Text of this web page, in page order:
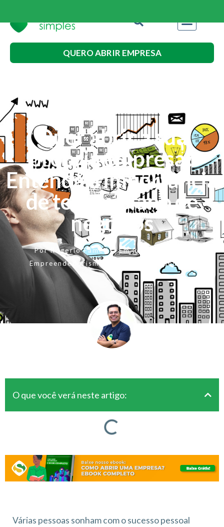
QUERO ABRIR EMPRESA
Quer abrir a sua
própria empresa?
Entenda a importância
de ter um plano de
negócios
PorRogerio Fameli Em julho 12, 2018
Empreendedorismo
Para Empreendedores
O que você verá neste artigo:
Várias pessoas sonham com o sucesso pessoal